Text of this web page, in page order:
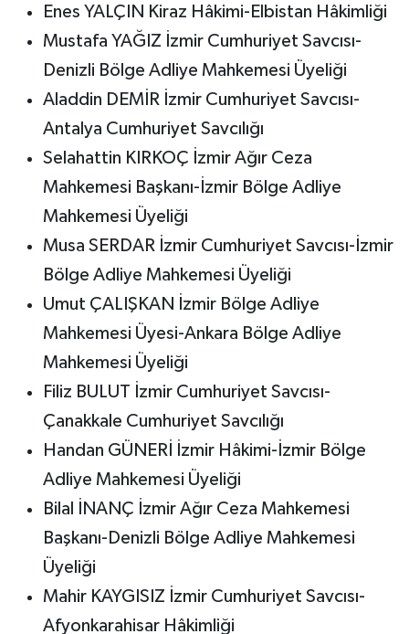
Enes YALÇIN Kiraz Hâkimi-Elbistan Hâkimliği
Mustafa YAĞIZ İzmir Cumhuriyet Savcısı-
Denizli Bölge Adliye Mahkemesi Üyeliği
Aladdin DEMİR İzmir Cumhuriyet Savcısı-
Antalya Cumhuriyet Savcılığı
Selahattin KIRKOÇ İzmir Ağır Ceza
Mahkemesi Başkanı-İzmir Bölge Adliye
Mahkemesi Üyeliği
Musa SERDAR İzmir Cumhuriyet Savcısı-İzmir
Bölge Adliye Mahkemesi Üyeliği
Umut ÇALIŞKAN İzmir Bölge Adliye
Mahkemesi Üyesi-Ankara Bölge Adliye
Mahkemesi Üyeliği
Filiz BULUT İzmir Cumhuriyet Savcısı-
Çanakkale Cumhuriyet Savcılığı
Handan GÜNERİ İzmir Hâkimi-İzmir Bölge
Adliye Mahkemesi Üyeliği
Bilal İNANÇ İzmir Ağır Ceza Mahkemesi
Başkanı-Denizli Bölge Adliye Mahkemesi
Üyeliği
Mahir KAYGISIZ İzmir Cumhuriyet Savcısı-
Afyonkarahisar Hâkimliği